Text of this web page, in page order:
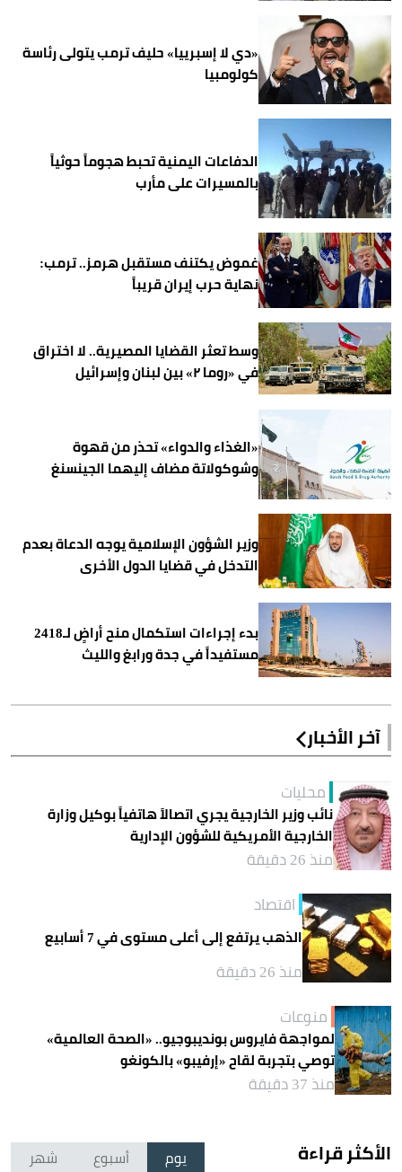
«دي لا إسبرييا» حليف ترمب يتولى رئاسة
كولومبيا
الدفاعات اليمنية تحبط هجوماً حوثياً
بالمسيرات على مأرب
غموض يكتنف مستقبل هرمز.. ترمب:
نهاية حرب إيران قريباً
وسط تعثر القضايا المصيرية.. لا اختراق
في «روما ٢» بين لبنان وإسرائيل
«الغذاء والدواء» تحذر من قهوة
وشوكولاتة مضاف إليهما الجينسنغ
وزير الشؤون الإسلامية يوجه الدعاة بعدم
التدخل في قضايا الدول الأخرى
بدء إجراءات استكمال منح أراضٍ لـ2418
مستفيداً في جدة ورابغ والليث
آخر الأخبار
محليات
نائب وزير الخارجية يجري اتصالاً هاتفياً بوكيل وزارة
الخارجية الأمريكية للشؤون الإدارية
منذ 26 دقيقة
اقتصاد
الذهب يرتفع إلى أعلى مستوى في 7 أسابيع
منذ 26 دقيقة
منوعات
لمواجهة فايروس بونديبوجيو.. «الصحة العالمية»
توصي بتجربة لقاح «إرفيبو» بالكونغو
منذ 37 دقيقة
الأكثر قراءة يوم أسبوع شهر